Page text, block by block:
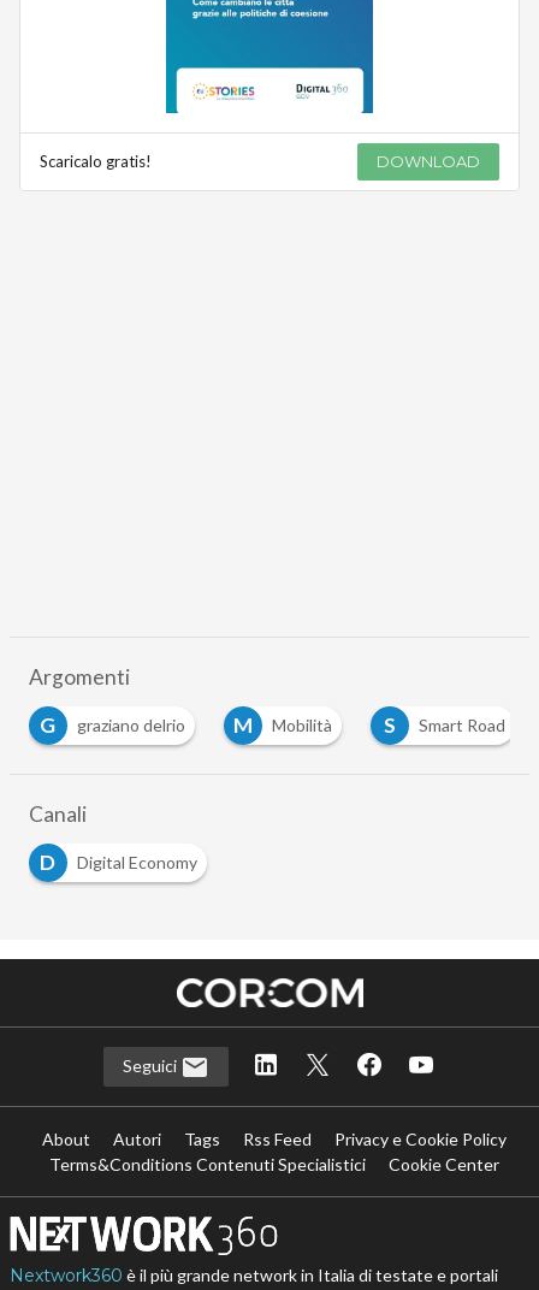
Scaricalo gratis! DOWNLOAD
Argomenti
G
graziano delrio M Mobilità S Smart Road
Canali
D
Digital Economy
Seguici
About Autori Tags Rss Feed
Privacy e Cookie Policy
Terms&Conditions Contenuti Specialistici
Cookie Center
Nextwork360 è il più grande network in Italia di testate e portali